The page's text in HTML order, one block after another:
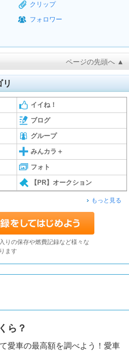
クリップ
フォロワー
ページの先頭へ ▲
リ
イイね！
ブログ
グループ
みんカラ＋
フォト
【PR】オークション
もっと見る
りの保存や燃費記録など様々な
ます
ら？
愛車の最高額を調べよう！愛車